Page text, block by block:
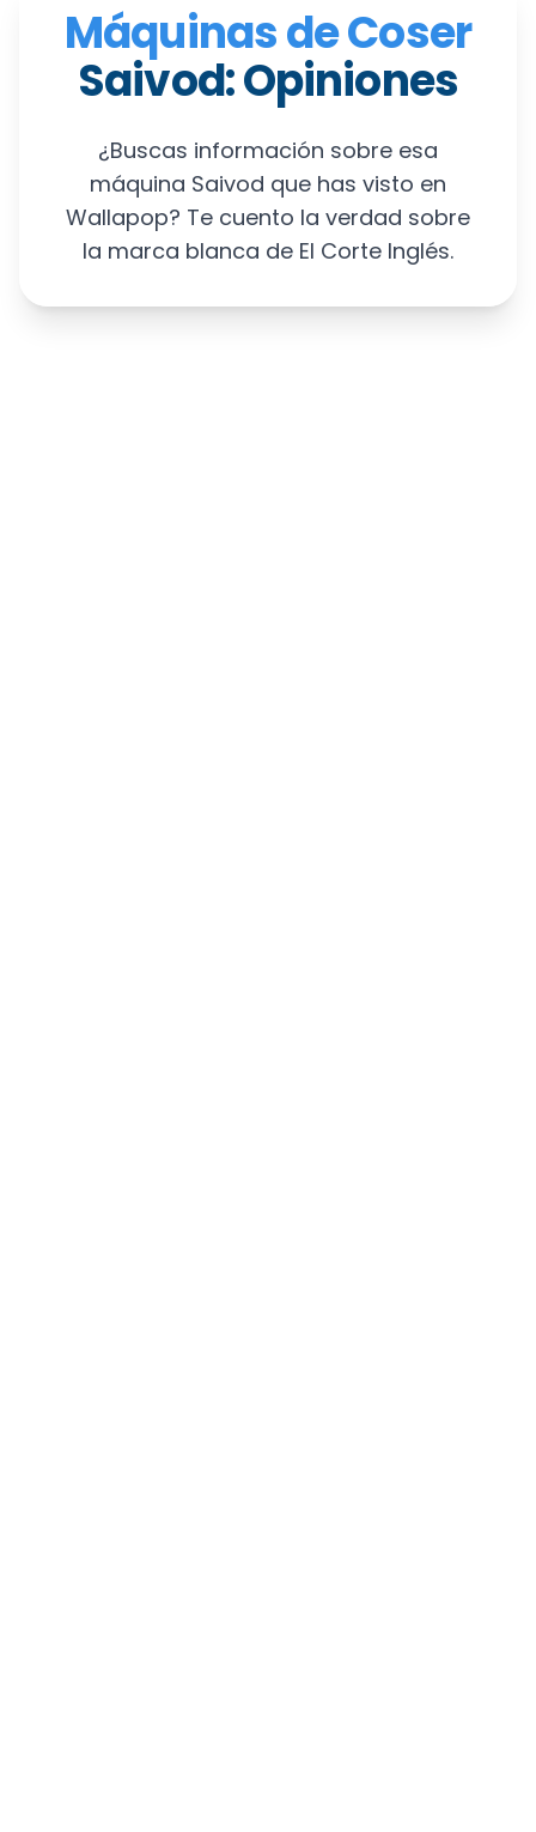
Máquinas de Coser
Saivod: Opiniones
¿Buscas información sobre esa
máquina Saivod que has visto en
Wallapop? Te cuento la verdad sobre
la marca blanca de El Corte Inglés.